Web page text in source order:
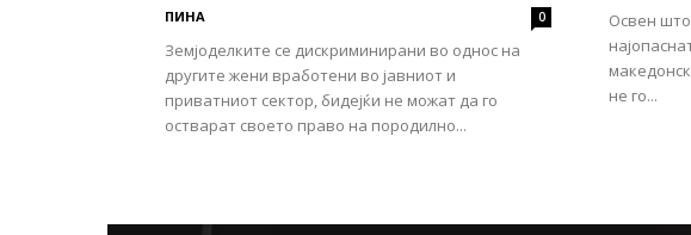
ПИНА 0
Земјоделките се дискриминирани во однос на
другите жени вработени во јавниот и
приватниот сектор, бидејќи не можат да го
остварат своето право на породилно...
Освен што
не го...